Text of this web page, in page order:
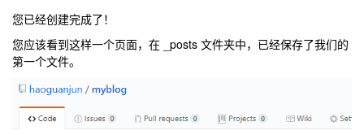
您已经创建完成了！
您应该看到这样一个页面，在 _posts 文件夹中，已经保存了我们的
第一个文件。